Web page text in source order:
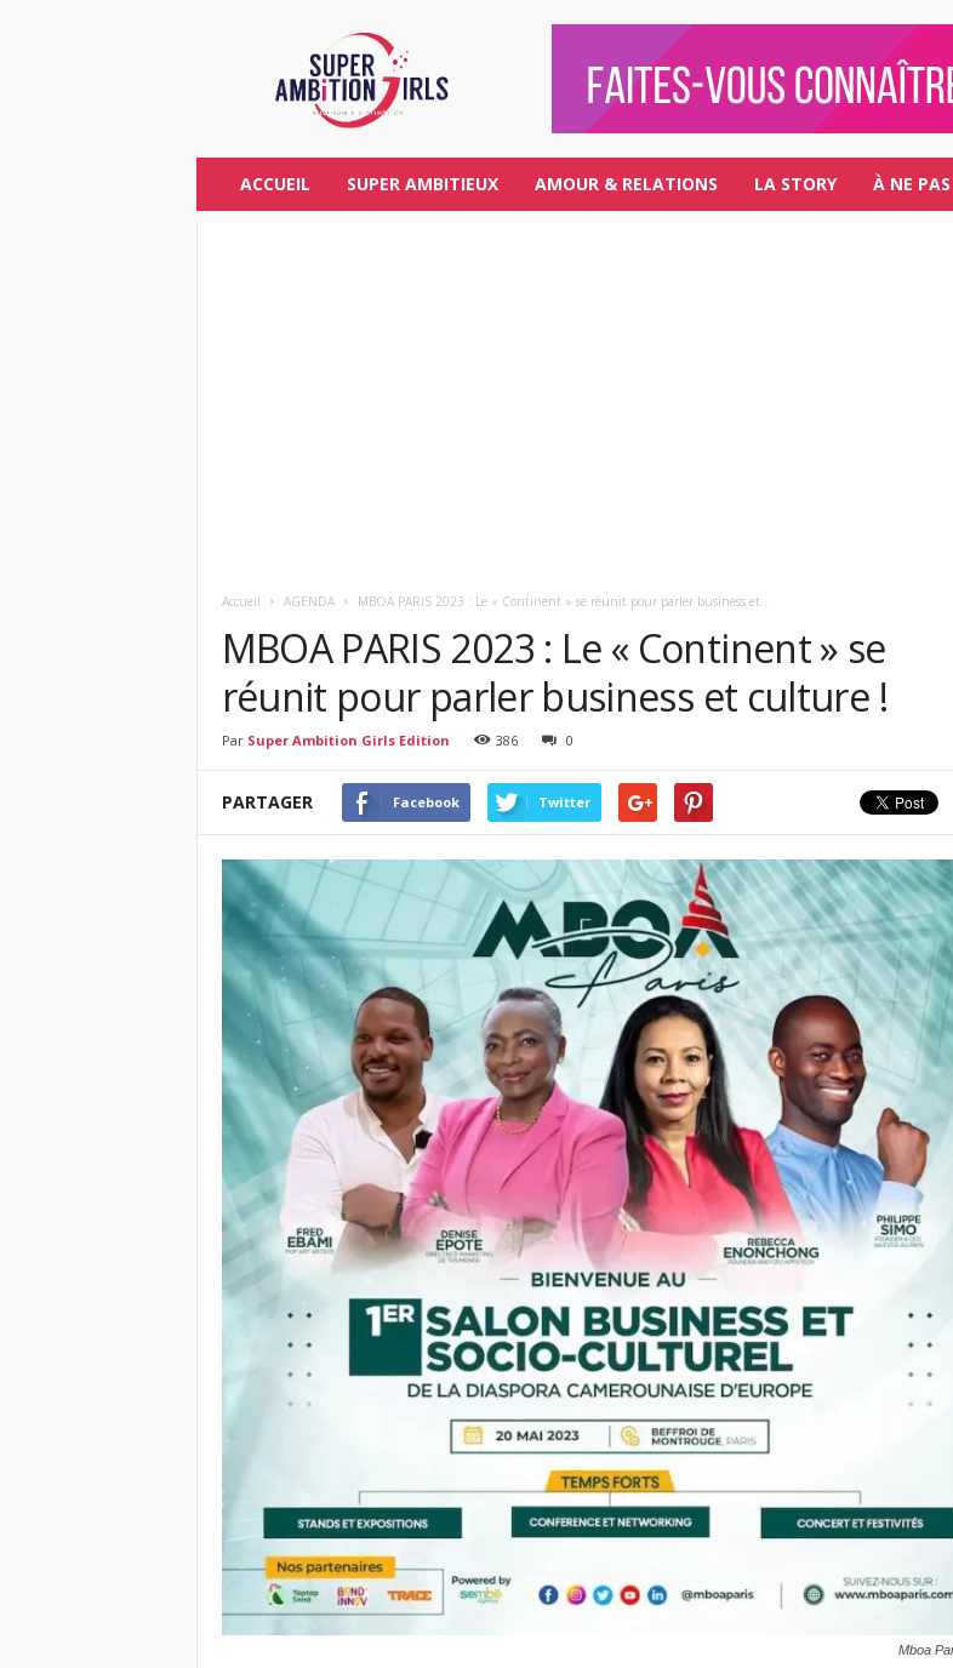
ACCUEIL SUPER AMBITIEUX AMOUR & RELATIONS LA STORY À NE
Accueil AGENDA MBOA PARIS 2023 : Le « Continent » se réunit pour parler business et...
MBOA PARIS 2023 : Le « Continent » se
réunit pour parler business et culture !
Par Super Ambition Girls Edition 386 0
PARTAGER Facebook Twitter
Mboa